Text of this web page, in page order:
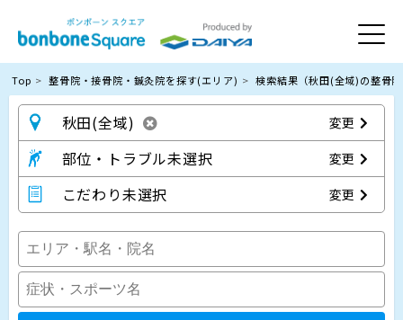
Top 整骨院・接骨院・鍼灸院を探す(エリア) 検索結果（秋田(全域)の整骨
秋田(全域) 変更
部位・トラブル未選択 変更
こだわり未選択 変更